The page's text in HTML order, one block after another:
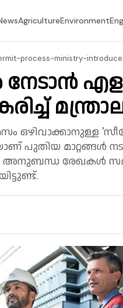
AgricultureEnvironment
process-ministry-
ഒഴിവാക്കാനുള്ള
പുതിയ മാറ്റങ്ങള്‍
രേഖകള്‍